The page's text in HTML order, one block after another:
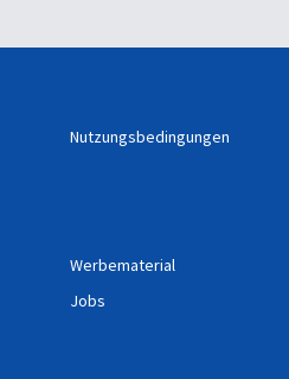
Nutzungsbedingungen
Werbematerial
Jobs